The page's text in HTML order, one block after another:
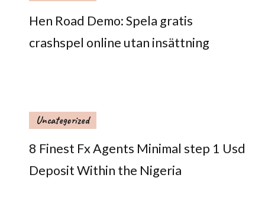
Hen Road Demo: Spela gratis
crashspel online utan insättning
Uncategorized
8 Finest Fx Agents Minimal step 1 Usd
Deposit Within the Nigeria